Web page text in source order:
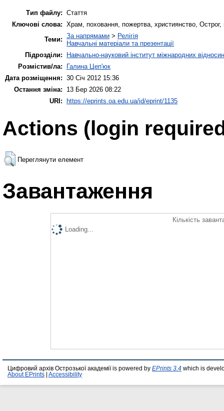
Тип файлу: Стаття
Ключові слова: Храм, поховання, пожертва, християнство,
Теми: За напрямами > Релігія
Навчальні матеріали та презентації
Підрозділи:
Навчально-науковий інститут міжнародних
Розмістив/ла:
Галина Цеп'юк
Дата розміщення: 30 Січ 2012 15:36
Остання зміна:
13 Бер 2026 08:22
URI: https://eprints.oa.edu.ua/id/eprint/1135
Actions (login
Переглянути елемент
Завантаження
Кількість
Loading...
Цифровий архів Острозької академії is powered by EPrints 3.4 which is
About EPrints
Accessibility